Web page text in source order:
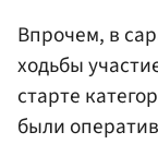
Впрочем, в
ходьбы
старте
были